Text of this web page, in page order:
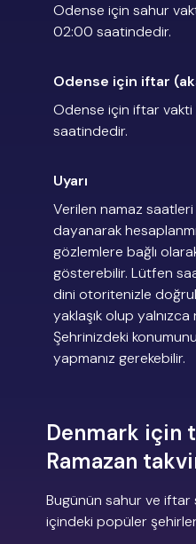
Odense için sahur
02:00 saatindedir.
Odense için iftar
Odense için iftar vakti
saatindedir.
Uyarı
Verilen namaz
dayanarak
gözlemlere bağlı
gösterebilir. Lütfen
dini otoritenizle
yaklaşık olup
Şehrinizdeki
yapmanız gerekebilir.
Denmark için
Ramazan
Bugünün sahur ve iftar
içindeki popüler